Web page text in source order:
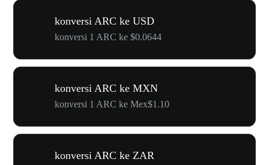
konversi ARC ke USD
konversi 1 ARC ke $0.0644
konversi ARC ke MXN
konversi 1 ARC ke Mex$1.10
konversi ARC ke ZAR